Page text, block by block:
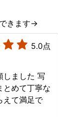
きます→
5.0点
しました 写
とめて丁寧な
えて満足で